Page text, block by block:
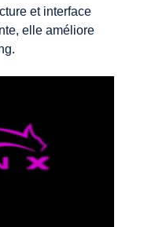
et interface
elle améliore